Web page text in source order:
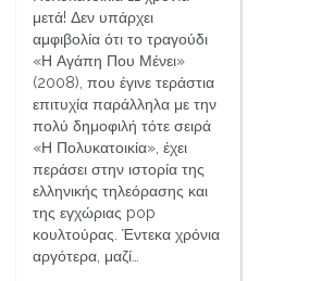
μετά! Δεν υπάρχει
αμφιβολία ότι το τραγούδι
«Η Αγάπη Που Μένει»
(2008), που έγινε τεράστια
επιτυχία παράλληλα με την
πολύ δημοφιλή τότε σειρά
«Η Πολυκατοικία», έχει
περάσει στην ιστορία της
ελληνικής τηλεόρασης και
της εγχώριας pop
κουλτούρας. Έντεκα χρόνια
αργότερα, μαζί…